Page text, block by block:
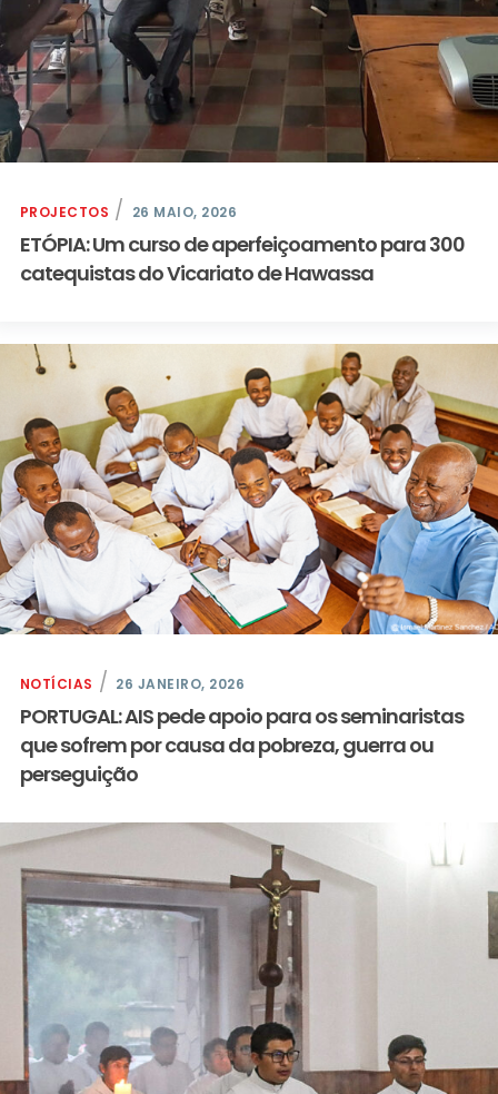
PROJECTOS 26 MAIO, 2026
ETÓPIA: Um curso de aperfeiçoamento para 300
catequistas do Vicariato de Hawassa
NOTÍCIAS 26 JANEIRO, 2026
PORTUGAL: AIS pede apoio para os seminaristas
que sofrem por causa da pobreza, guerra ou
perseguição